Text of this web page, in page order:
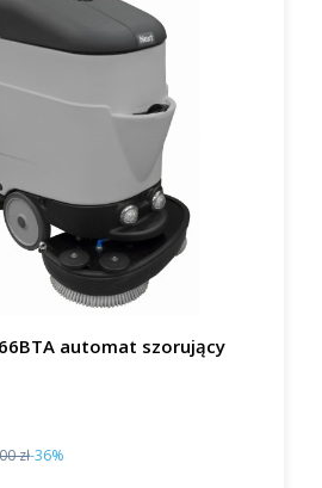
66BTA automat szorujący
zł-36%